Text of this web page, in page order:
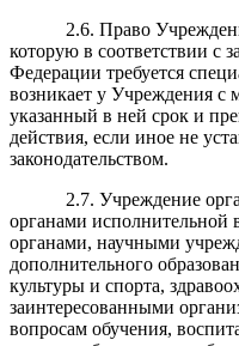
2.6. Право
которую в соответствии с
Федерации требуется
возникает у Учреждения с
указанный в ней срок и
действия, если иное не
законодательством.
2.7. Учреждение
органами исполнительной
органами, научными
дополнительного
культуры и спорта,
заинтересованными
вопросам обучения,